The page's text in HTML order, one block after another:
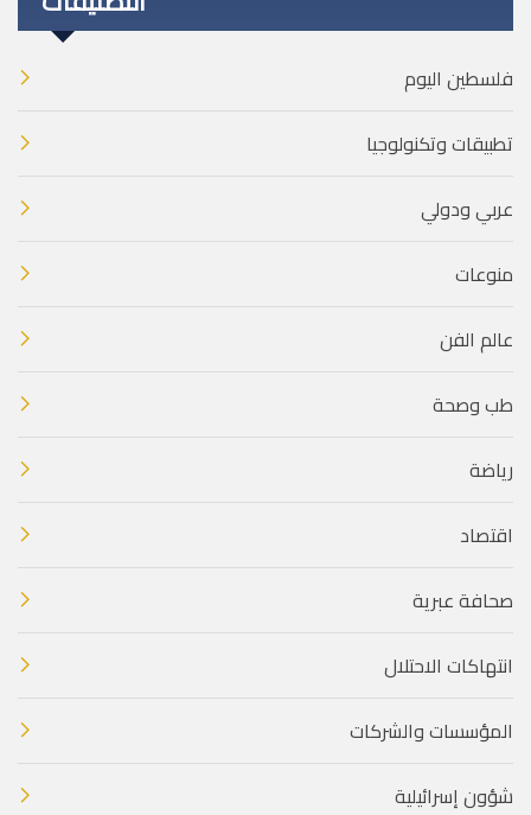
فلسطين اليوم
تطبيقات وتكنولوجيا
عربي ودولي
منوعات
عالم الفن
طب وصحة
رياضة
اقتصاد
صحافة عبرية
انتهاكات الاحتلال
المؤسسات والشركات
شؤون إسرائيلية